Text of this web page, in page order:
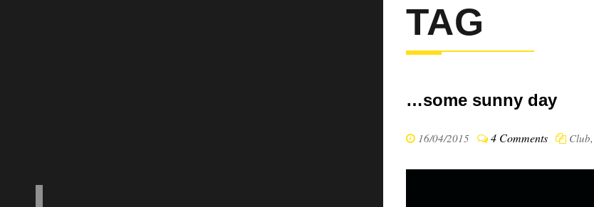
TAG
…some sunny day
16/04/2015 4 Comments Club,